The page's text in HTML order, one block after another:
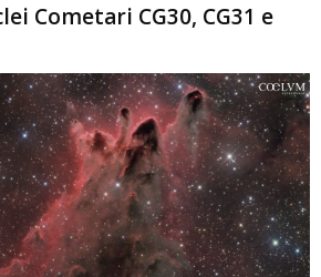
Cometari CG30, CG31 e